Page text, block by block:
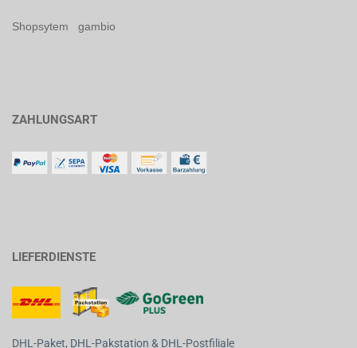
Shopsytem gambio
ZAHLUNGSART
LIEFERDIENSTE
DHL-Paket, DHL-Pakstation & DHL-Postfiliale